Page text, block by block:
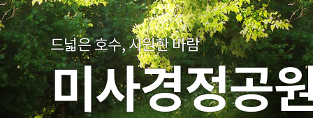
드넓은 호수, 시원한 바람
미사경정공